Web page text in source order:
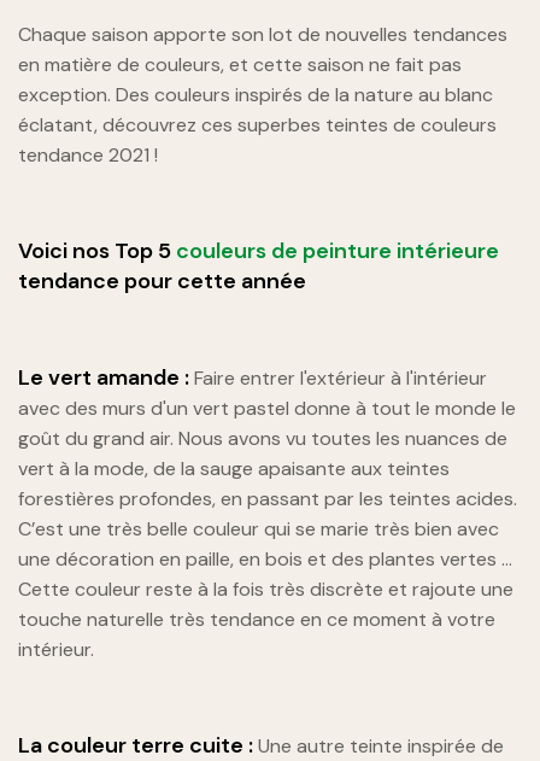
Chaque saison apporte son lot de nouvelles tendances
en matière de couleurs, et cette saison ne fait pas
exception. Des couleurs inspirés de la nature au blanc
éclatant, découvrez ces superbes teintes de couleurs
tendance 2021 !
Voici nos Top 5 couleurs de peinture intérieure
tendance pour cette année
Le vert amande :Faire entrer l'extérieur à l'intérieur
avec des murs d'un vert pastel donne à tout le monde le
goût du grand air. Nous avons vu toutes les nuances de
vert à la mode, de la sauge apaisante aux teintes
forestières profondes, en passant par les teintes acides.
C’est une très belle couleur qui se marie très bien avec
une décoration en paille, en bois et des plantes vertes …
Cette couleur reste à la fois très discrète et rajoute une
touche naturelle très tendance en ce moment à votre
intérieur.
La couleur terre cuite :Une autre teinte inspirée de